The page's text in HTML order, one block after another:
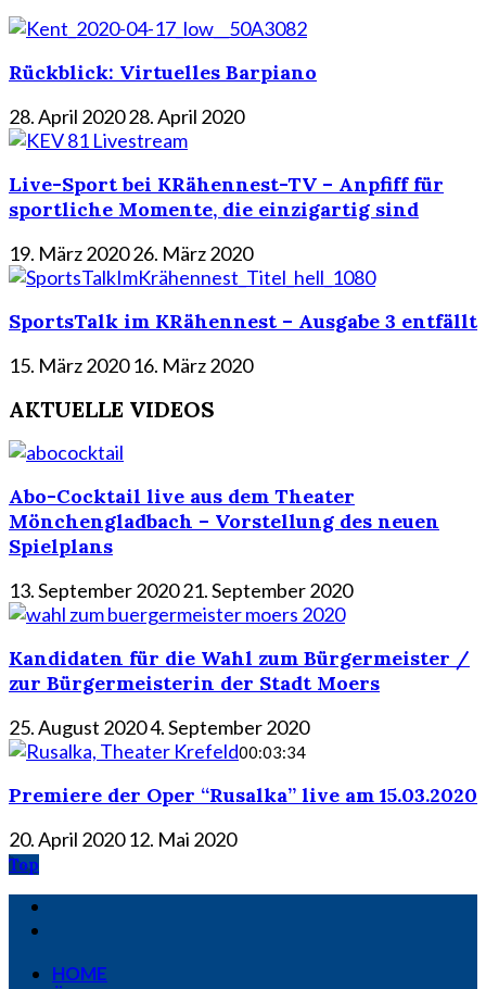
Rückblick: Virtuelles Barpiano
28. April 202028. April 2020
Live-Sport bei KRähennest-TV – Anpfiff für
sportliche Momente, die einzigartig sind
19. März 202026. März 2020
SportsTalk im KRähennest – Ausgabe 3 entfällt
15. März 2020 16. März 2020
AKTUELLE VIDEOS
Abo-Cocktail live aus dem Theater
Mönchengladbach – Vorstellung des neuen
Spielplans
13. September 202021. September 2020
Kandidaten für die Wahl zum Bürgermeister /
zur Bürgermeisterin der Stadt Moers
25. August 20204. September 2020
00:03:34
Premiere der Oper “Rusalka” live am 15.03.2020
20. April 2020 12. Mai 2020
Top
HOME